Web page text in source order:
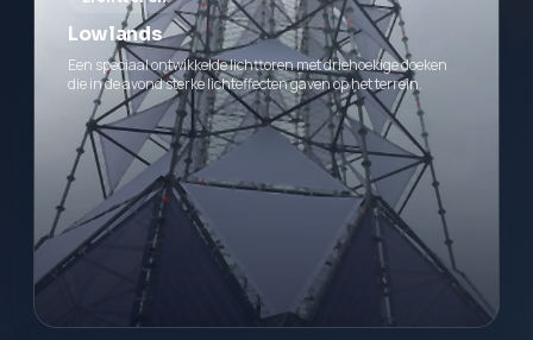
Lowlands
Een speciaal ontwikkelde lichttoren met driehoekige doeken
die in de avond sterke lichteffecten gaven op het terrein.